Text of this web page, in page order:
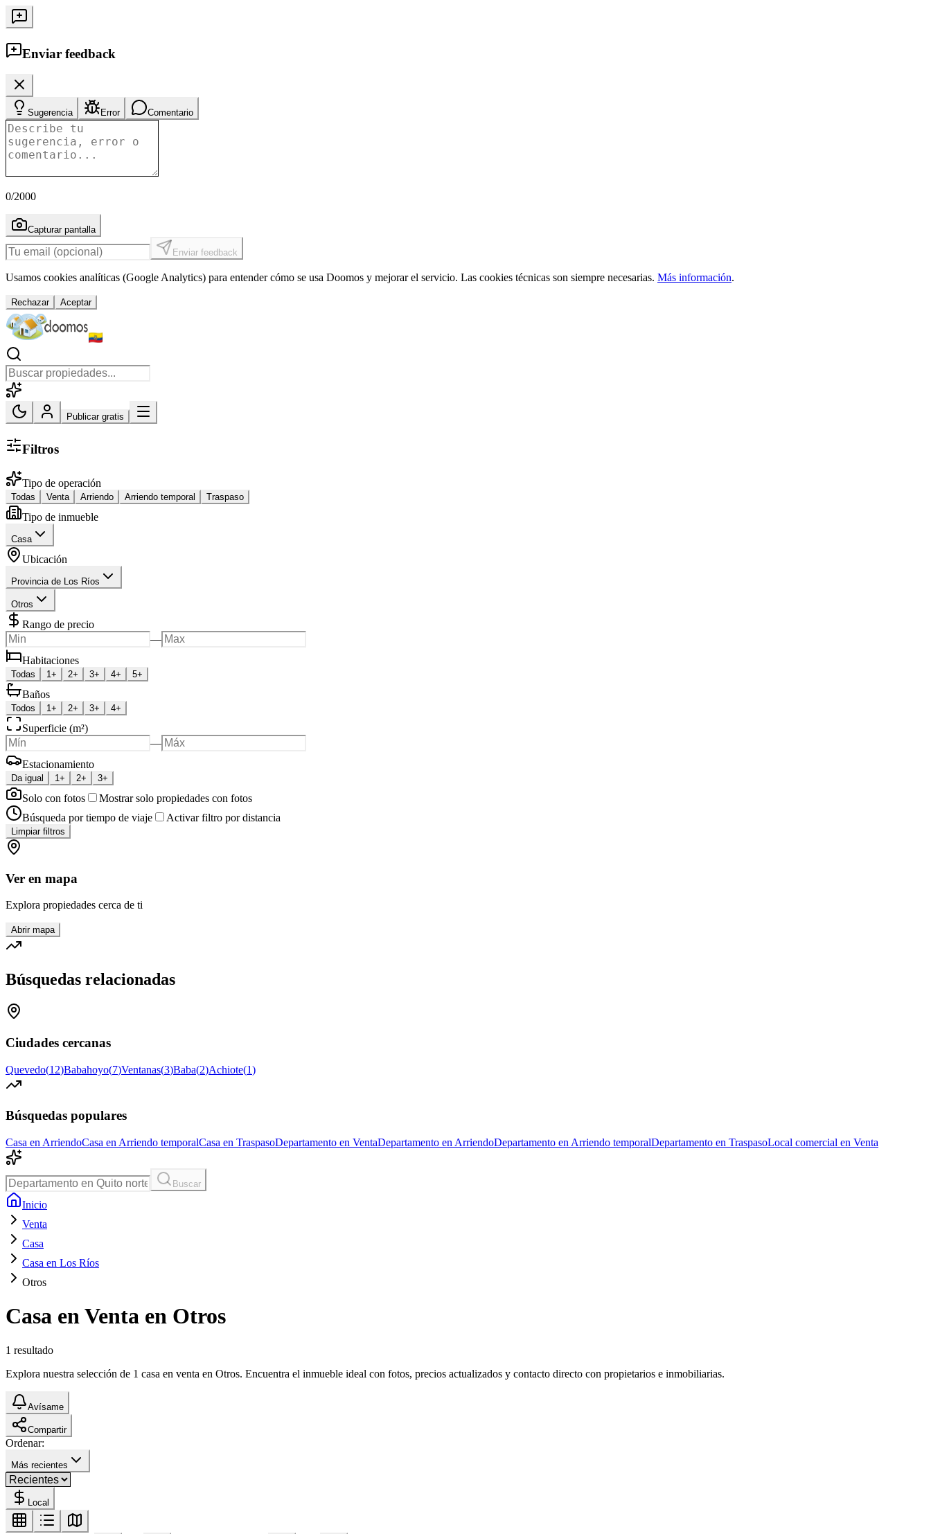
Enviar feedback
Sugerencia Error Comentario
0/2000
Capturar pantalla
Enviar feedback
Usamos cookies analíticas (Google Analytics) para entender cómo se usa Doomos y mejorar el servicio. Las cookies técnicas son siempre necesarias. Más información.
Rechazar Aceptar
Publicar gratis
Filtros
Tipo de operación
Todas Venta Arriendo Arriendo temporal Traspaso
Tipo de inmueble
Casa
Ubicación
Provincia de Los Ríos
Otros
Rango de precio
—
Habitaciones
Todas 1+ 2+ 3+ 4+ 5+
Baños
Todos 1+ 2+ 3+ 4+
Superficie (m²)
—
Estacionamiento
Da igual 1+ 2+ 3+
Solo con fotos
Mostrar solo propiedades con fotos
Búsqueda por tiempo de viaje
Activar filtro por distancia
Limpiar filtros
Ver en mapa
Explora propiedades cerca de ti
Abrir mapa
Búsquedas relacionadas
Ciudades cercanas
Quevedo(12)Babahoyo(7)Ventanas(3)Baba(2)Achiote(1)
Búsquedas populares
Casa en ArriendoCasa en Arriendo temporalCasa en TraspasoDepartamento en VentaDepartamento en ArriendoDepartamento en Arriendo temporalDepartamento en TraspasoLocal comercial en Venta
Buscar
Inicio
Venta
Casa
Casa en Los Ríos
Otros
Casa en Venta en Otros
1 resultado
Explora nuestra selección de 1 casa en venta en Otros. Encuentra el inmueble ideal con fotos, precios actualizados y contacto directo con propietarios e inmobiliarias.
Avísame
Compartir
Ordenar:
Más recientes
Local